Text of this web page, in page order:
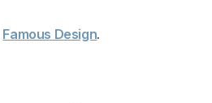
Famous Design.